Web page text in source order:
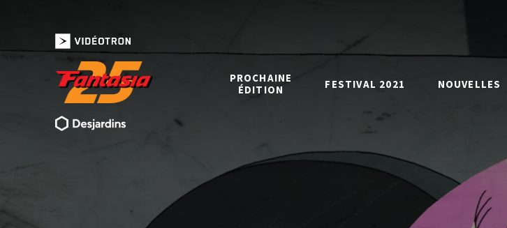
PROCHAINE
ÉDITION
FESTIVAL 2021 NOUVELLES